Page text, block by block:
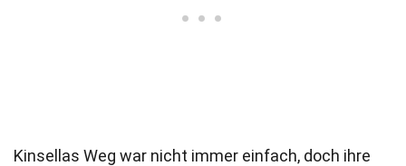
Kinsellas Weg war nicht immer einfach, doch ihre